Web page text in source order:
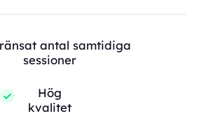
antal samtidiga
sessioner
Hög
kvalitet